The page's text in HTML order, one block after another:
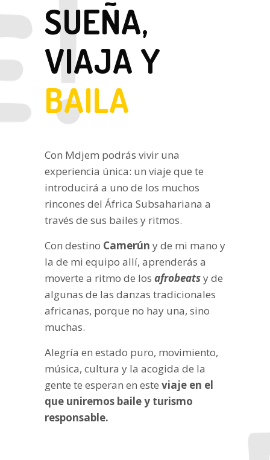
SUEÑA,
VIAJA Y
BAILA
Con Mdjem podrás vivir una
experiencia única: un viaje que te
introducirá a uno de los muchos
rincones del África Subsahariana a
través de sus bailes y ritmos.
Con destino Camerún y de mi mano y
la de mi equipo allí, aprenderás a
moverte a ritmo de los afrobeatsy de
algunas de las danzas tradicionales
africanas, porque no hay una, sino
muchas.
Alegría en estado puro, movimiento,
música, cultura y la acogida de la
gente te esperan en este viaje en el
que uniremos baile y turismo
responsable.